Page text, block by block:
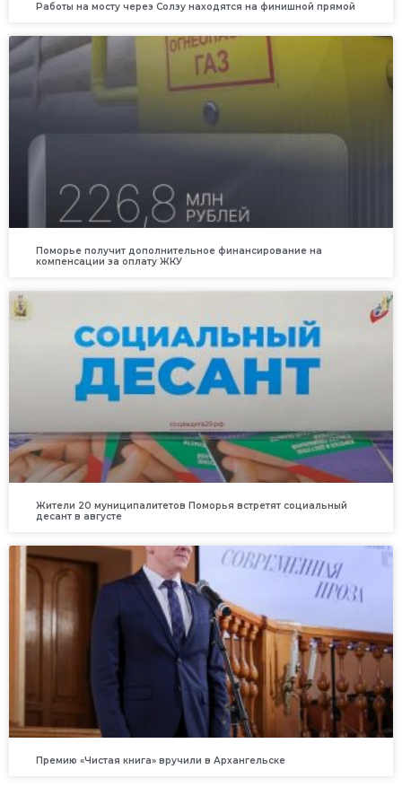
Работы на мосту через Солзу находятся на финишной прямой
Поморье получит дополнительное финансирование на
компенсации за оплату ЖКУ
Жители 20 муниципалитетов Поморья встретят социальный
десант в августе
Премию «Чистая книга» вручили в Архангельске